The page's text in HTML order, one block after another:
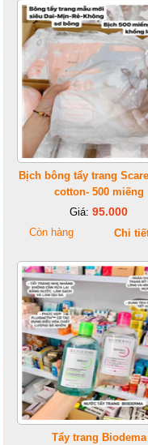
Bịch bông tẩy trang
cotton- 500 miếng
Giá: 95.000
Còn hàng Chi
Tẩy trang Biodema